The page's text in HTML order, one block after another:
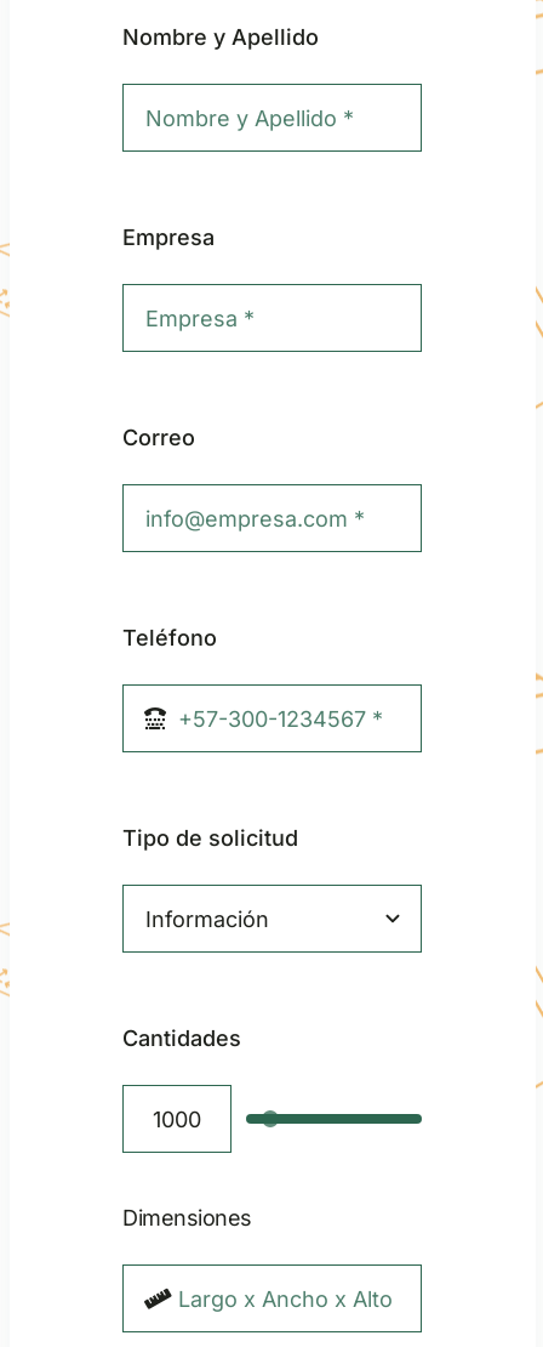
Nombre y Apellido
Empresa
Correo
Teléfono
Tipo de solicitud
Cantidades
Dimensiones